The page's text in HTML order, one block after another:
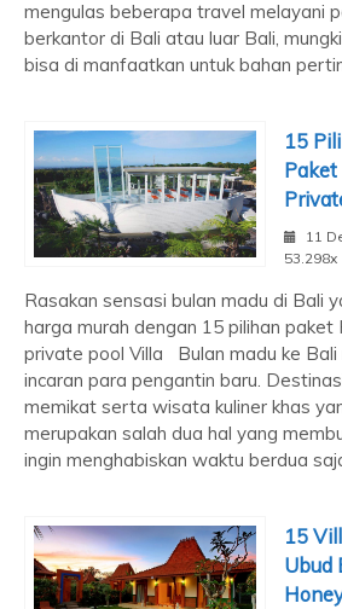
mengulas beberapa travel melayani
berkantor di Bali atau luar Bali,
bisa di manfaatkan untuk bahan
15
11
53.298x
Rasakan sensasi bulan madu di Bali
harga murah dengan 15 pilihan paket
private pool Villa Bulan madu ke Bali
incaran para pengantin baru.
memikat serta wisata kuliner khas
merupakan salah dua hal yang
ingin menghabiskan waktu berdua
15
Ubud